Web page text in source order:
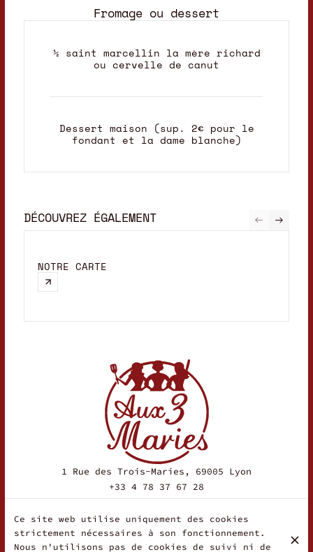
Fromage ou dessert
½ saint marcellin la mère richard
ou cervelle de canut
Dessert maison (sup. 2€ pour le
fondant et la dame blanche)
DÉCOUVREZ ÉGALEMENT
NOTRE CARTE
1 Rue des Trois-Maries, 69005 Lyon
+33 4 78 37 67 28
HEURES D'OUVERTURE
Lundi Fermé
Ce site web utilise uniquement des cookies
strictement nécessaires à son fonctionnement.
Nous n'utilisons pas de cookies de suivi ni de